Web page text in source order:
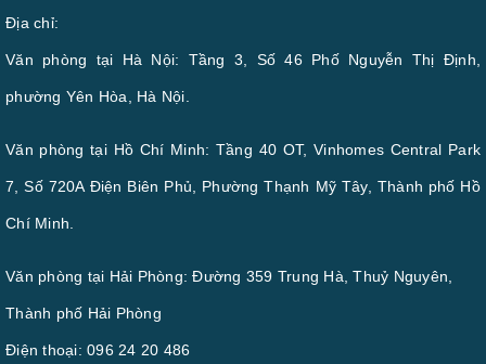
Địa chỉ:
Văn phòng tại Hà Nội: Tầng 3, Số 46 Phố Nguyễn Thị Định,
phường Yên Hòa, Hà Nội.
Văn phòng tại Hồ Chí Minh: Tầng 40 OT, Vinhomes Central Park
7, Số 720A Điện Biên Phủ, Phường Thạnh Mỹ Tây, Thành phố Hồ
Chí Minh.
Văn phòng tại Hải Phòng: Đường 359 Trung Hà, Thuỷ Nguyên,
Thành phố Hải Phòng
Điện thoại: 096 24 20 486